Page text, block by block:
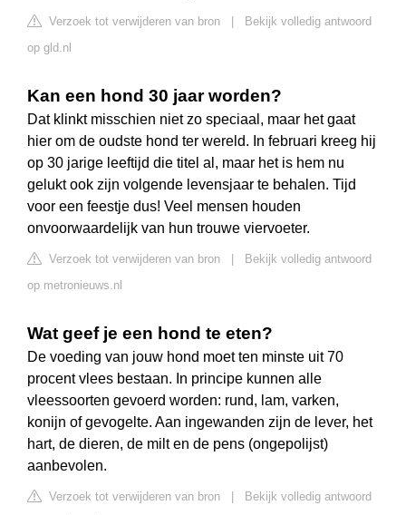
Verzoek tot verwijderen van bron
Bekijk volledig antwoord
op gld.nl
Kan een hond 30 jaar worden?
Dat klinkt misschien niet zo speciaal, maar het gaat
hier om de oudste hond ter wereld. In februari kreeg hij
op 30 jarige leeftijd die titel al, maar het is hem nu
gelukt ook zijn volgende levensjaar te behalen. Tijd
voor een feestje dus! Veel mensen houden
onvoorwaardelijk van hun trouwe viervoeter.
Verzoek tot verwijderen van bron
Bekijk volledig antwoord
op metronieuws.nl
Wat geef je een hond te eten?
De voeding van jouw hond moet ten minste uit 70
procent vlees bestaan. In principe kunnen alle
vleessoorten gevoerd worden: rund, lam, varken,
konijn of gevogelte. Aan ingewanden zijn de lever, het
hart, de dieren, de milt en de pens (ongepolijst)
aanbevolen.
Verzoek tot verwijderen van bron
Bekijk volledig antwoord